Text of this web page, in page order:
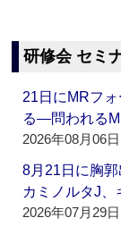
研修会 セミ
21日にMRフ
る―問われる
2026年08月06
8月21日に胸
カミノルタJ、
2026年07月29